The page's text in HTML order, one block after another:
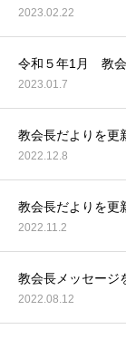
2023.02.22
令和５年1月 教会
2023.01.7
教会長だよりを更
2022.12.8
教会長だよりを更
2022.11.2
教会長メッセージ
2022.08.12